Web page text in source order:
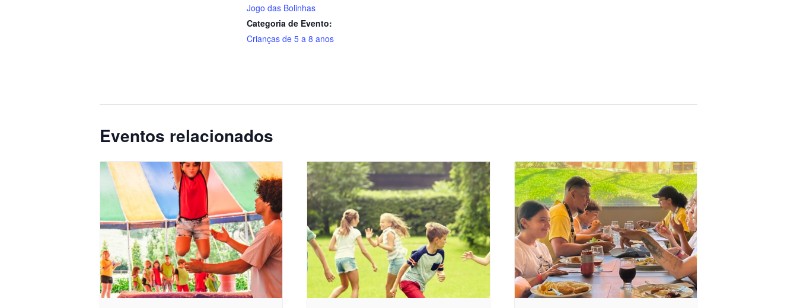
Jogo das Bolinhas
Categoria de Evento:
Crianças de 5 a 8 anos
Eventos relacionados